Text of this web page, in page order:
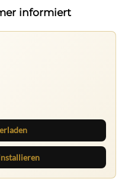
informiert